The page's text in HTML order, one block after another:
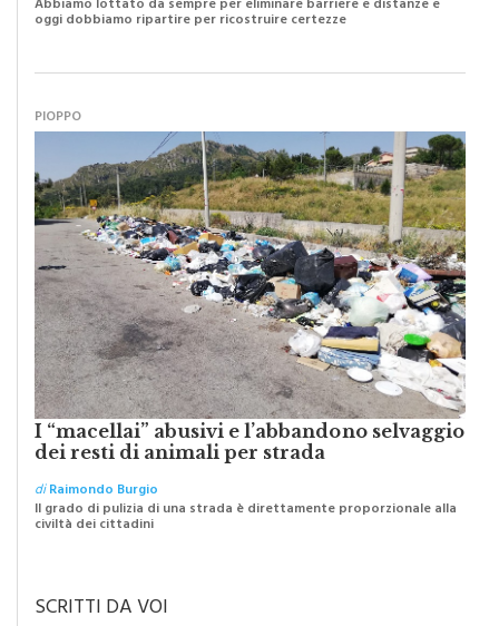
I “macellai” abusivi e l’abbandono selvaggio
dei resti di animali per strada
diRaimondo Burgio
Il grado di pulizia di una strada è direttamente proporzionale alla
civiltà dei cittadini